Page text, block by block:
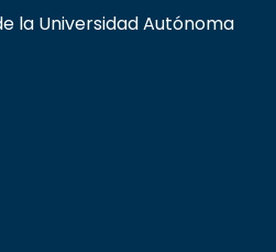
la Universidad Autónoma